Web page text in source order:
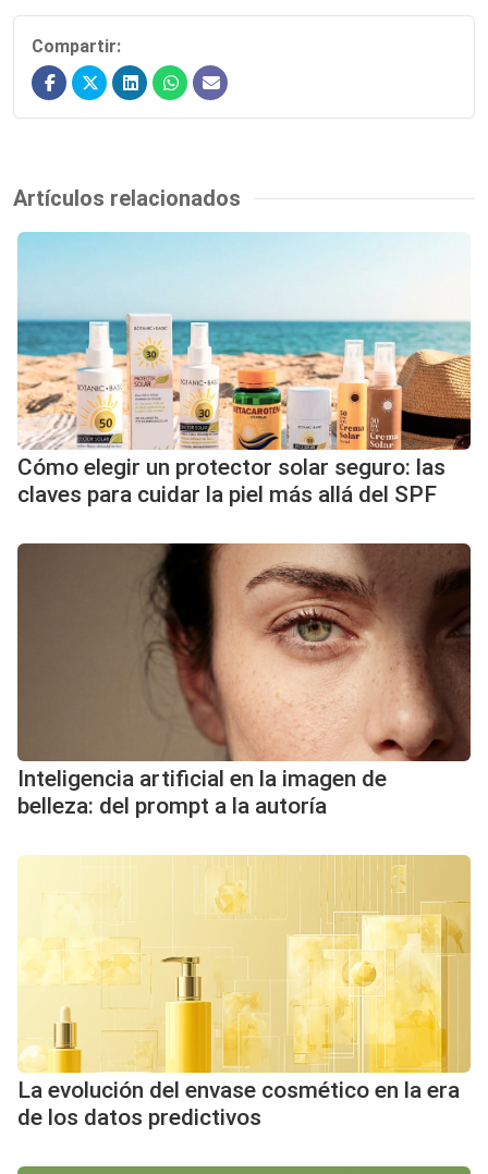
Compartir:
Artículos relacionados
Cómo elegir un protector solar seguro: las
claves para cuidar la piel más allá del SPF
Inteligencia artificial en la imagen de
belleza: del prompt a la autoría
La evolución del envase cosmético en la era
de los datos predictivos